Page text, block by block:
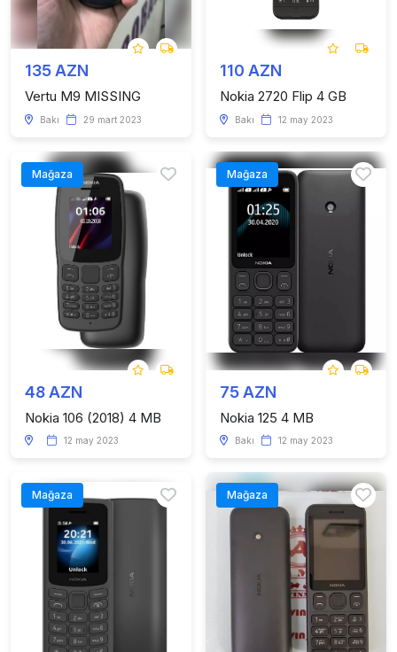
135 AZN
Vertu M9 MISSING
Bakı 29 mart 2023
110 AZN
Nokia 2720 Flip 4 GB
Bakı 12 may 2023
Mağaza
48 AZN
Nokia 106 (2018) 4 MB
12 may 2023
Mağaza
75 AZN
Nokia 125 4 MB
Bakı 12 may 2023
Mağaza Mağaza